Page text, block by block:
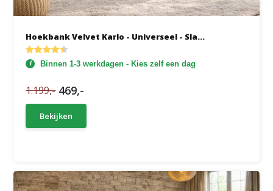
Hoekbank Velvet Karlo - Universeel - Sla...
Binnen 1-3 werkdagen - Kies zelf een dag
1.199,- 469,-
Bekijken